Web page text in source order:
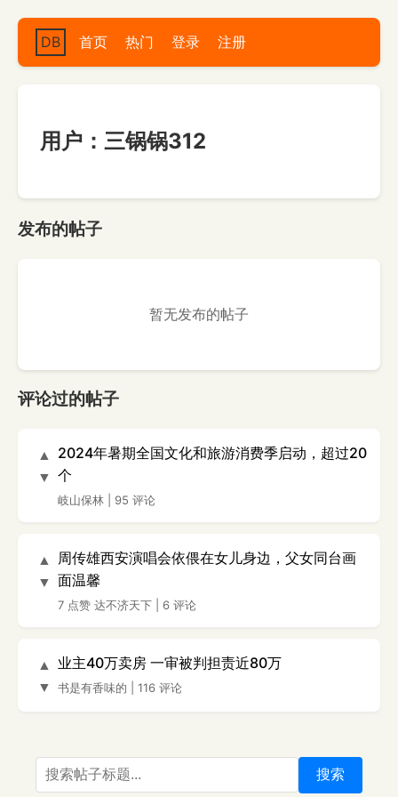
DB 首页 热门 登录 注册
用户：三锅锅312
发布的帖子
暂无发布的帖子
评论过的帖子
▲
▼
2024年暑期全国文化和旅游消费季启动，超过20
个
岐山保林 95 评论
▲
▼
周传雄西安演唱会依偎在女儿身边，父女同台画
面温馨
7 点赞 达不济天下 6 评论
▲
▼
业主40万卖房 一审被判担责近80万
书是有香味的 116 评论
搜索